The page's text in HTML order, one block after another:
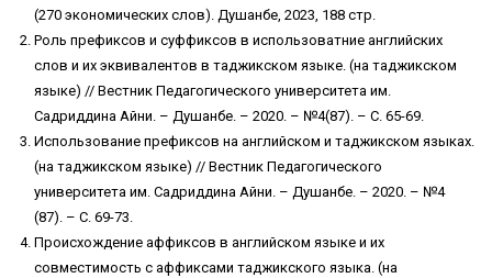
(270 экономических слов). Душанбе, 2023, 188 стр.
Роль префиксов и суффиксов в использоватние английских
слов и их эквивалентов в таджикском языке. (на таджикском
языке) // Вестник Педагогического университета им.
Садриддина Айни. – Душанбе. – 2020. – №4(87). – С. 65-69.
Использование префиксов на английском и таджикском языках.
(на таджикском языке) // Вестник Педагогического
университета им. Садриддина Айни. – Душанбе. – 2020. – №4
(87). – С. 69-73.
Происхождение аффиксов в английском языке и их
совместимость с аффиксами таджикского языка. (на